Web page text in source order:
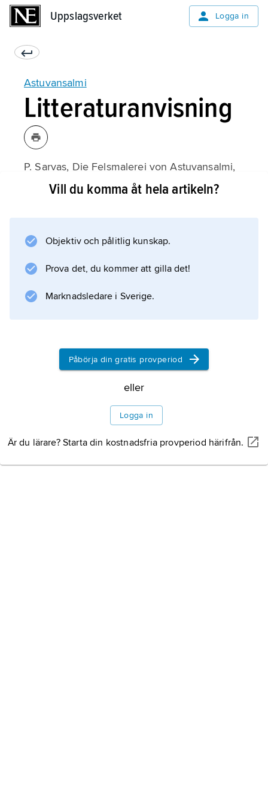
Uppslagsverket Logga in
Astuvansalmi
Litteraturanvisning
P. Sarvas, Die Felsmalerei von Astuvansalmi,
Suomen museo
Vill du komma åt hela artikeln?
Objektiv och pålitlig kunskap.
Prova det, du kommer att gilla det!
Marknadsledare i Sverige.
Påbörja din gratis provperiod
eller
Logga in
Är du lärare? Starta din kostnadsfria provperiod härifrån.